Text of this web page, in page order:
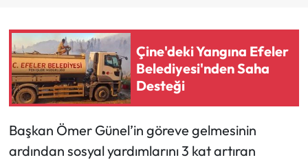
Çine'deki Yangına Efeler
Belediyesi'nden Saha
Desteği
Başkan Ömer Günel’in göreve gelmesinin
ardından sosyal yardımlarını 3 kat artıran